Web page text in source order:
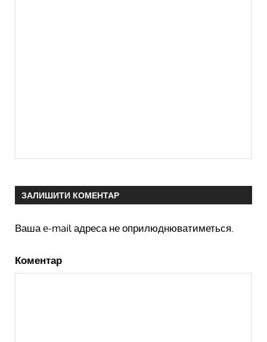
ЗАЛИШИТИ КОМЕНТАР
Ваша e-mail адреса не оприлюднюватиметься.
Коментар